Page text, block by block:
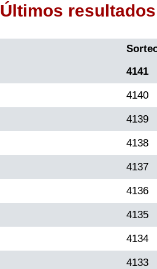
Últimos
4141
4140
4139
4138
4137
4136
4135
4134
4133